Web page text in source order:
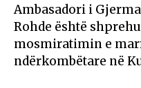
Ambasadori i
Rohde është
mosmiratimin e
ndërkombëtare në